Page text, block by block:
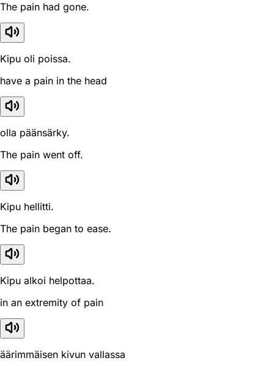
The pain had gone.
Kipu oli poissa.
have a pain in the head
olla päänsärky.
The pain went off.
Kipu hellitti.
The pain began to ease.
Kipu alkoi helpottaa.
in an extremity of pain
äärimmäisen kivun vallassa